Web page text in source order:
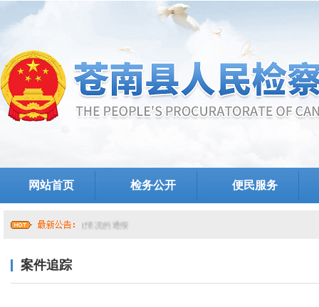
网站首页 检务公开 便民服务
提级巡察整改情况的通报
案件追踪